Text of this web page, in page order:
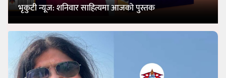
भृकुटी न्यूज: शनिवार साहित्यमा आजको पुस्तक